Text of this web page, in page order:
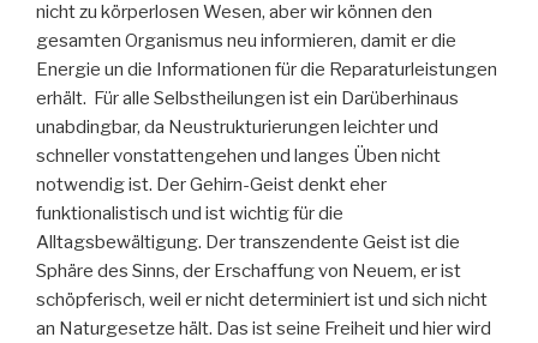
nicht zu körperlosen Wesen, aber wir können den
gesamten Organismus neu informieren, damit er die
Energie un die Informationen für die Reparaturleistungen
erhält. Für alle Selbstheilungen ist ein Darüberhinaus
unabdingbar, da Neustrukturierungen leichter und
schneller vonstattengehen und langes Üben nicht
notwendig ist. Der Gehirn-Geist denkt eher
funktionalistisch und ist wichtig für die
Alltagsbewältigung. Der transzendente Geist ist die
Sphäre des Sinns, der Erschaffung von Neuem, er ist
schöpferisch, weil er nicht determiniert ist und sich nicht
an Naturgesetze hält. Das ist seine Freiheit und hier wird